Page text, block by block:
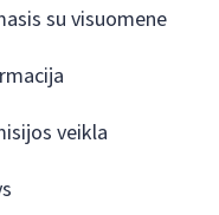
su visuomene
veikla